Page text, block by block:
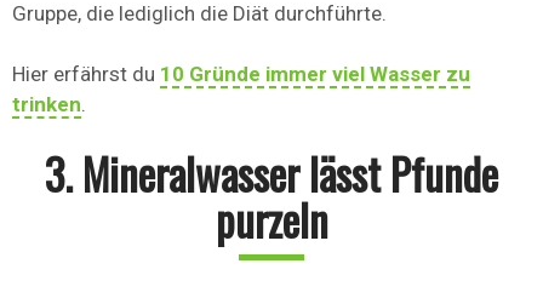
Gruppe, die lediglich die Diät durchführte.
Hier erfährst du 10 Gründe immer viel Wasser zu
trinken.
3. Mineralwasser lässt Pfunde
purzeln